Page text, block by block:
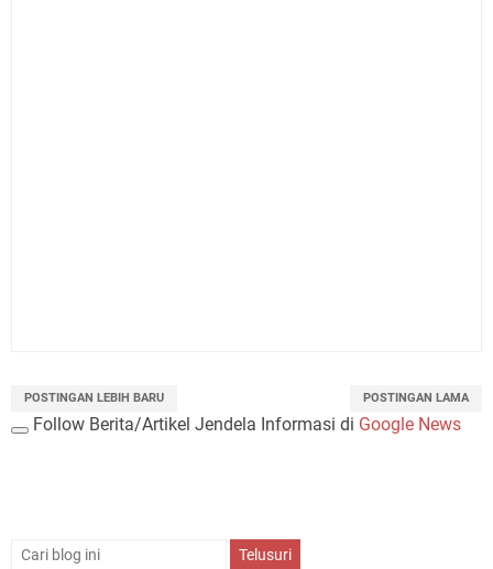
POSTINGAN LEBIH BARU POSTINGAN LAMA
Follow Berita/Artikel Jendela Informasi di Google News